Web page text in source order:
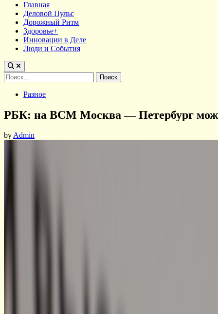
Главная
Деловой Пульс
Дорожный Ритм
Здоровье+
Инновации в Деле
Люди и События
Найти:
PostedРазное
РБК: на ВСМ Москва — Петербург
byAdmin